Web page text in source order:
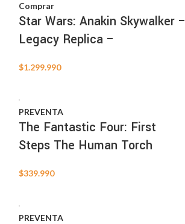
Comprar
Star Wars: Anakin Skywalker –
Legacy Replica –
$1.299.990
PREVENTA
The Fantastic Four: First
Steps The Human Torch
$339.990
PREVENTA